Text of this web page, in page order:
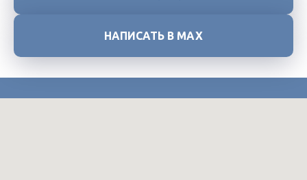
НАПИСАТЬ В МАХ